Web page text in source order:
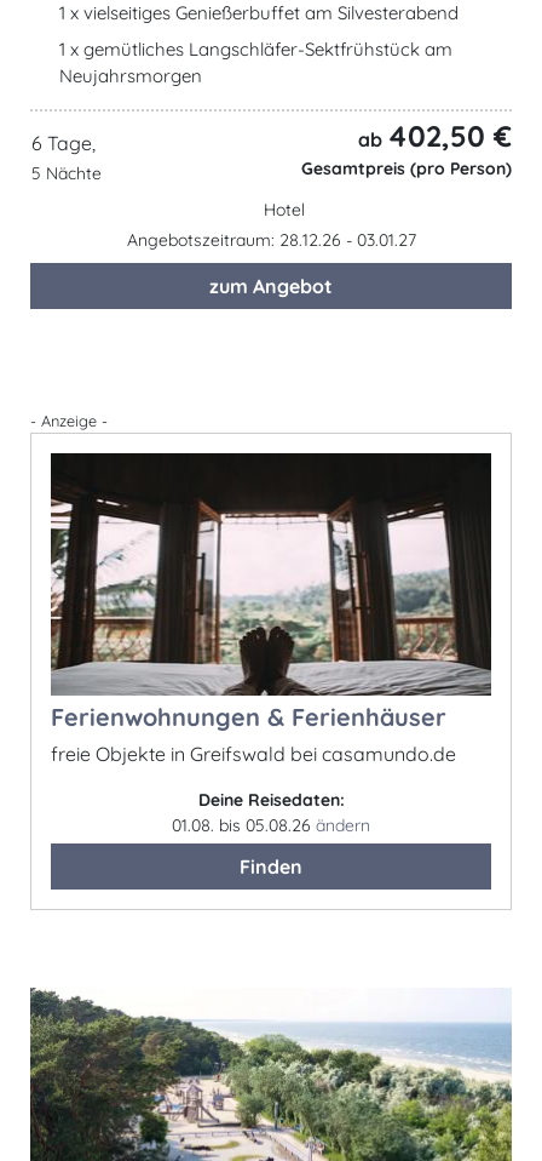
1 x vielseitiges Genießerbuffet am Silvesterabend
1 x gemütliches Langschläfer-Sektfrühstück am
Neujahrsmorgen
6 Tage,
5 Nächte
ab 402,50 €
Gesamtpreis (pro Person)
Hotel
Angebotszeitraum: 28.12.26 - 03.01.27
zum Angebot
- Anzeige -
Ferienwohnungen & Ferienhäuser
freie Objekte in Greifswald bei casamundo.de
Deine Reisedaten:
01.08. bis 05.08.26 ändern
Finden